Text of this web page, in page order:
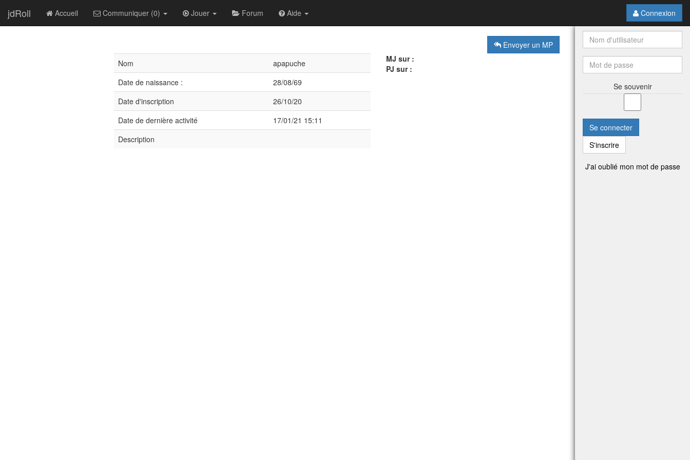
jdRoll Accueil Communiquer (0) Jouer Forum Aide Connexion
Envoyer un MP
Nom
apapuche
Date de naissance :
28/08/69
Date d'inscription
26/10/20
Date de dernière activité
17/01/21 15:11
Description
MJ sur :
PJ sur :
Se souvenir
Se connecter
S'inscrire
J'ai oublié mon mot de passe